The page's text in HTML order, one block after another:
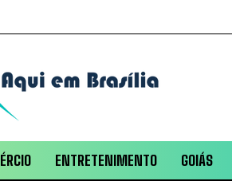
ENTRETENIMENTO GOIÁS